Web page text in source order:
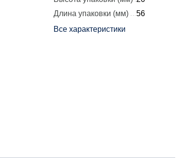
Длина упаковки (мм)
56
Все характеристики